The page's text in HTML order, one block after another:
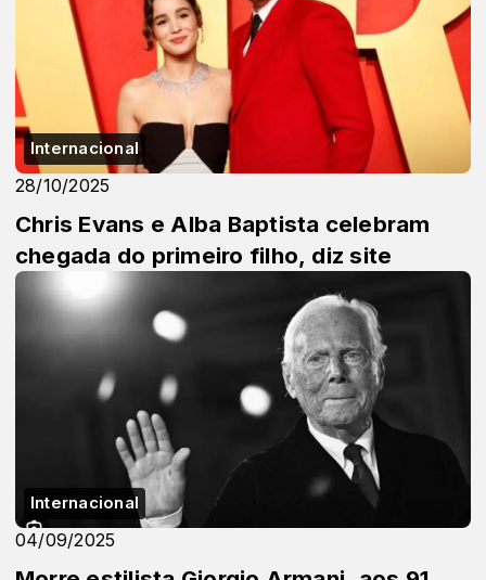
Internacional
28/10/2025
Chris Evans e Alba Baptista celebram
chegada do primeiro filho, diz site
Internacional
04/09/2025